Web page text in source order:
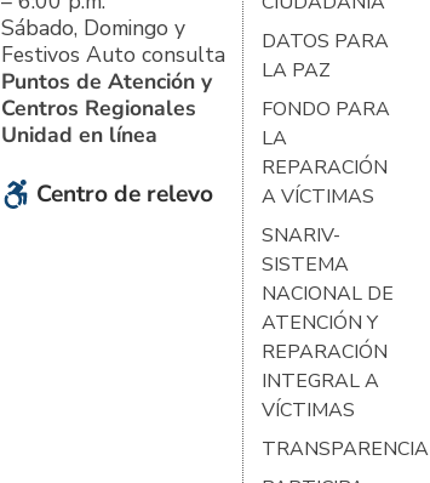
Sábado, Domingo y
Festivos Auto consulta
Puntos de Atención y
Centros Regionales
Unidad en línea
Centro de relevo
DATOS PARA
LA PAZ
FONDO PARA
LA
REPARACIÓN
A VÍCTIMAS
SNARIV-
SISTEMA
NACIONAL DE
ATENCIÓN Y
REPARACIÓN
INTEGRAL A
VÍCTIMAS
TRANSPARENCIA